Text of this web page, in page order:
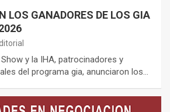
LOS GANADORES DE LOS GIA
y la IHA, patrocinadores y
del programa gia, anunciaron los…